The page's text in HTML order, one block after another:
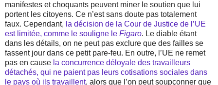
manifestes et choquants peuvent miner le soutien que lui
portent les citoyens. Ce n’est sans doute pas totalement
faux. Cependant, la décision de la Cour de Justice de l’UE
est limitée, comme le souligne le Figaro. Le diable étant
dans les détails, on ne peut pas exclure que des failles se
fassent jour dans ce petit pare-feu. En outre, l’UE ne remet
pas en cause la concurrence déloyale des travailleurs
détachés, qui ne paient pas leurs cotisations sociales dans
le pays où ils travaillent, alors que l’on peut soupçonner que